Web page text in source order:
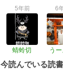
5年前
蜻蛉切
6
う
今読んでいる読